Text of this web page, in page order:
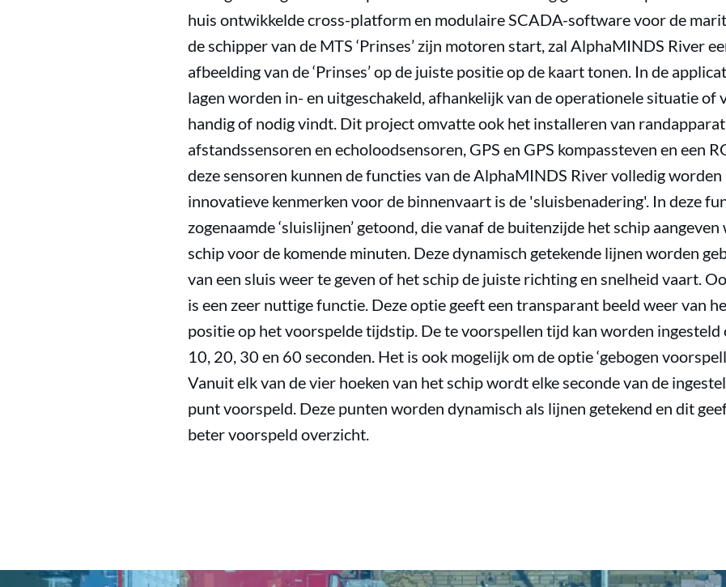
huis ontwikkelde cross-platform en modulaire SCADA-software voor de
de schipper van de MTS ‘Prinses’ zijn motoren start, zal AlphaMINDS River
afbeelding van de ‘Prinses’ op de juiste positie op de kaart tonen. In de
lagen worden in- en uitgeschakeld, afhankelijk van de operationele situatie of
handig of nodig vindt. Dit project omvatte ook het installeren van
afstandssensoren en echoloodsensoren, GPS en GPS kompassteven en een
deze sensoren kunnen de functies van de AlphaMINDS River volledig worden
innovatieve kenmerken voor de binnenvaart is de 'sluisbenadering'. In deze
zogenaamde ‘sluislijnen’ getoond, die vanaf de buitenzijde het schip
schip voor de komende minuten. Deze dynamisch getekende lijnen worden
van een sluis weer te geven of het schip de juiste richting en snelheid vaart.
is een zeer nuttige functie. Deze optie geeft een transparant beeld weer van
positie op het voorspelde tijdstip. De te voorspellen tijd kan worden ingesteld
10, 20, 30 en 60 seconden. Het is ook mogelijk om de optie ‘gebogen
Vanuit elk van de vier hoeken van het schip wordt elke seconde van de
punt voorspeld. Deze punten worden dynamisch als lijnen getekend en dit
beter voorspeld overzicht.